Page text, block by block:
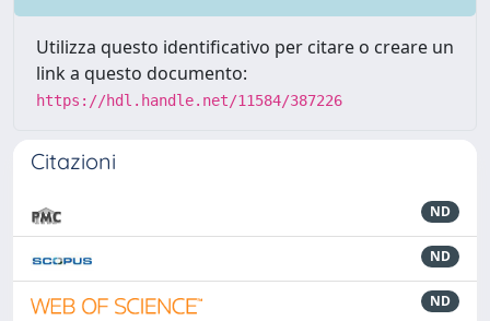
Utilizza questo identificativo per citare o creare un
link a questo documento:
https://hdl.handle.net/11584/387226
Citazioni
ND
ND
ND